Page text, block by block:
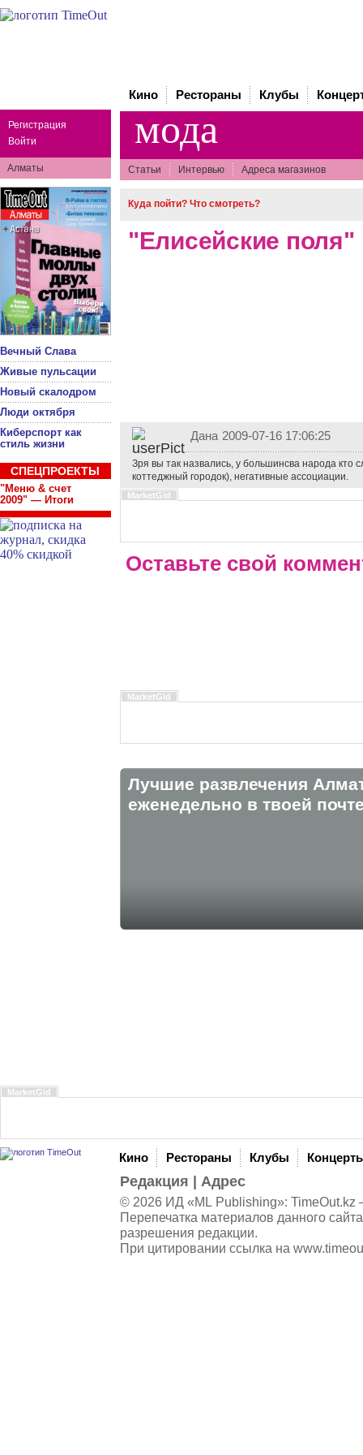
Регистрация
Войти
Алматы
Вечный Слава
Живые пульсации
Новый скалодром
Люди октября
Киберспорт как
стиль жизни
СПЕЦПРОЕКТЫ
"Меню & счет
2009" — Итоги
Кино Рестораны Клубы
мода
Статьи Интервью Адреса магазинов
Куда пойти? Что смотреть?
"Елисейские поля"
Дана 2009-07-16 17:06:25
Зря вы так назвались, у большинсва народа
коттеджный городок), негативные ассоциации.
MarketGid
Оставьте свой
MarketGid
Лучшие развлечения
eженедельно в твоей
MarketGid
Кино Рестораны Клубы
Редакция Адрес
© 2026 ИД «ML Publishing»: TimeOut.kz
Перепечатка материалов данного
разрешения редакции.
При цитировании ссылка на